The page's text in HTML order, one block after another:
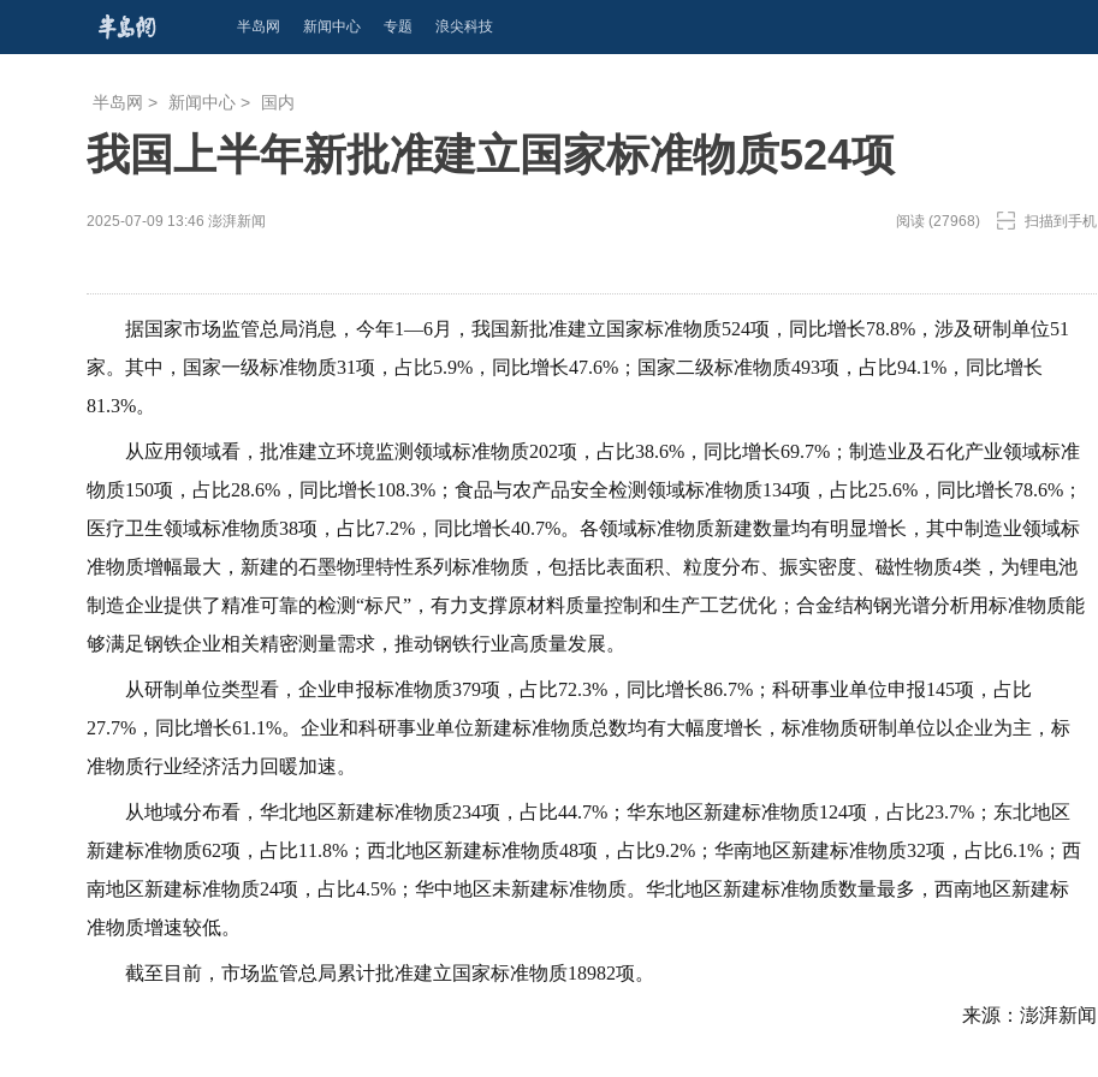
半岛网 新闻中心 专题 浪尖科技
半岛网 > 新闻中心 > 国内
我国上半年新批准建立国家标准物质524项
2025-07-09 13:46 澎湃新闻 阅读 (27968) 扫描到手机
据国家市场监管总局消息，今年1—6月，我国新批准建立国家标准物质524项，同比增长78.8%，涉及研制单位51
家。其中，国家一级标准物质31项，占比5.9%，同比增长47.6%；国家二级标准物质493项，占比94.1%，同比增长
81.3%。
从应用领域看，批准建立环境监测领域标准物质202项，占比38.6%，同比增长69.7%；制造业及石化产业领域标准
物质150项，占比28.6%，同比增长108.3%；食品与农产品安全检测领域标准物质134项，占比25.6%，同比增长78.6%；
医疗卫生领域标准物质38项，占比7.2%，同比增长40.7%。各领域标准物质新建数量均有明显增长，其中制造业领域标
准物质增幅最大，新建的石墨物理特性系列标准物质，包括比表面积、粒度分布、振实密度、磁性物质4类，为锂电池
制造企业提供了精准可靠的检测“标尺”，有力支撑原材料质量控制和生产工艺优化；合金结构钢光谱分析用标准物质能
够满足钢铁企业相关精密测量需求，推动钢铁行业高质量发展。
从研制单位类型看，企业申报标准物质379项，占比72.3%，同比增长86.7%；科研事业单位申报145项，占比
27.7%，同比增长61.1%。企业和科研事业单位新建标准物质总数均有大幅度增长，标准物质研制单位以企业为主，标
准物质行业经济活力回暖加速。
从地域分布看，华北地区新建标准物质234项，占比44.7%；华东地区新建标准物质124项，占比23.7%；东北地区
新建标准物质62项，占比11.8%；西北地区新建标准物质48项，占比9.2%；华南地区新建标准物质32项，占比6.1%；西
南地区新建标准物质24项，占比4.5%；华中地区未新建标准物质。华北地区新建标准物质数量最多，西南地区新建标
准物质增速较低。
截至目前，市场监管总局累计批准建立国家标准物质18982项。
来源：澎湃新闻